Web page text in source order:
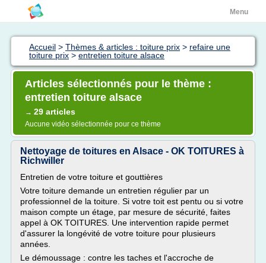
Menu
Accueil > Thèmes & articles : toiture prix > refaire une
toiture prix > entretien toiture alsace
Articles sélectionnés pour le thème :
entretien toiture alsace
→ 29 articles
Aucune vidéo sélectionnée pour ce thème
Nettoyage de toitures en Alsace - OK TOITURES à
Richwiller
Entretien de votre toiture et gouttières
Votre toiture demande un entretien régulier par un
professionnel de la toiture. Si votre toit est pentu ou si votre
maison compte un étage, par mesure de sécurité, faites
appel à OK TOITURES. Une intervention rapide permet
d'assurer la longévité de votre toiture pour plusieurs
années.
Le démoussage : contre les taches et l'accroche de